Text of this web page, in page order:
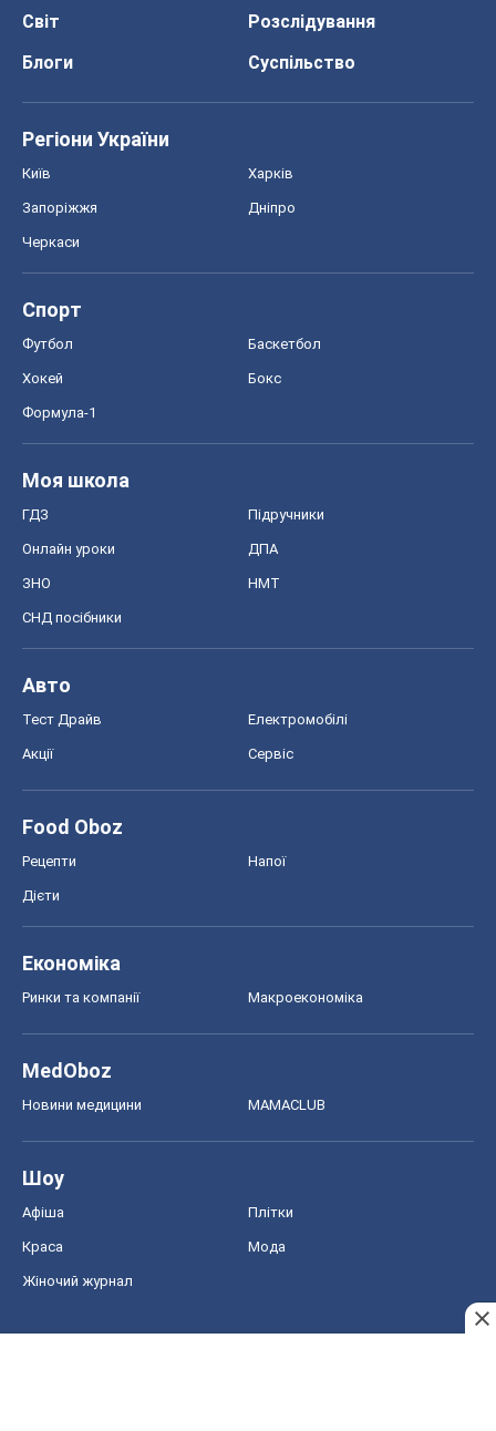
Світ
Розслідування
Блоги
Суспільство
Регіони України
Київ Харків
Запоріжжя Дніпро
Черкаси
Спорт
Футбол Баскетбол
Хокей Бокс
Формула-1
Моя школа
ГДЗ Підручники
Онлайн уроки ДПА
ЗНО НМТ
СНД посібники
Авто
Тест Драйв Електромобілі
Акції Сервіс
Food Oboz
Рецепти Напої
Дієти
Економіка
Ринки та компанії Макроекономіка
MedOboz
Новини медицини MAMACLUB
Шоу
Афіша Плітки
Краса Мода
Жіночий журнал